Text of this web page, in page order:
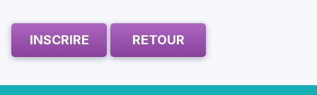
INSCRIRE RETOUR